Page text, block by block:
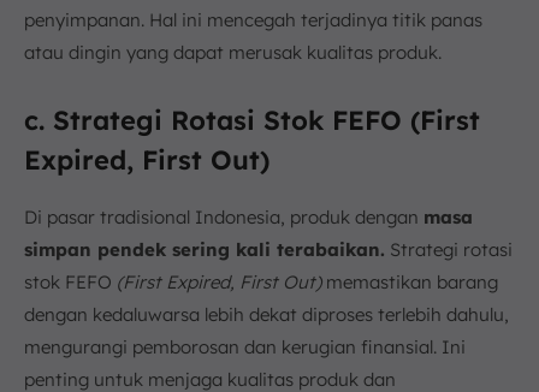
penyimpanan. Hal ini mencegah terjadinya titik panas
atau dingin yang dapat merusak kualitas produk.
c. Strategi Rotasi Stok FEFO (First
Expired, First Out)
Di pasar tradisional Indonesia, produk dengan masa
simpan pendek sering kali terabaikan. Strategi rotasi
stok FEFO (First Expired, First Out)memastikan barang
dengan kedaluwarsa lebih dekat diproses terlebih dahulu,
mengurangi pemborosan dan kerugian finansial. Ini
penting untuk menjaga kualitas produk dan